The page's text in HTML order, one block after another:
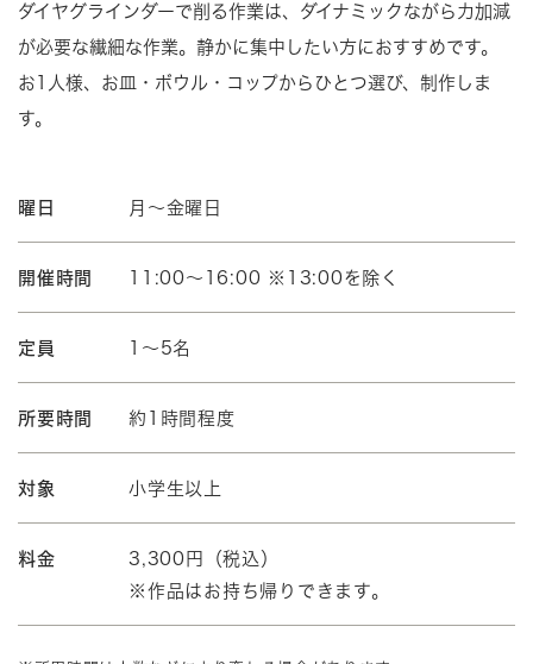
ダイヤグラインダーで削る作業は、ダイナミックながら力加減
が必要な繊細な作業。静かに集中したい方におすすめです。
お1人様、お皿・ボウル・コップからひとつ選び、制作しま
す。
曜日 月～金曜日
開催時間 11:00～16:00 ※13:00を除く
定員 1～5名
所要時間 約1時間程度
対象 小学生以上
料金
3,300円（税込）
※作品はお持ち帰りできます。